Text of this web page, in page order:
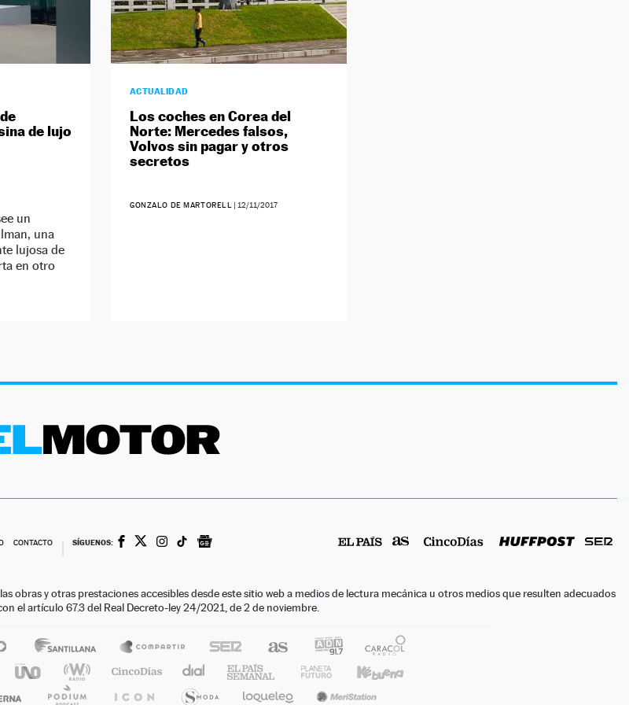
de lujo
un
una
lujosa de
en otro
ACTUALIDAD
Los coches en Corea del
Norte: Mercedes falsos,
Volvos sin pagar y otros
secretos
GONZALO DE MARTORELL | 12/11/2017
CONTACTO SÍGUENOS:
obras y otras prestaciones accesibles desde este sitio web a medios de lectura mecánica u otros medios que resulten adecuados
el artículo 67.3 del Real Decreto-ley 24/2021, de 2 de noviembre.